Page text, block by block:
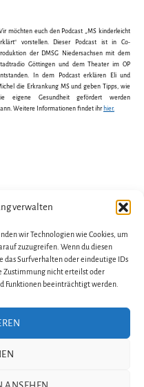
verwalten
wir Technologien wie Cookies, um
zuzugreifen. Wenn du diesen
das Surfverhalten oder eindeutige IDs
Zustimmung nicht erteilst oder
Funktionen beeinträchtigt werden.
ANSEHEN
möchten euch den Podcast „MS kinderleicht
vorstellen. Dieser Podcast ist in Co-
der DMSG Niedersachsen mit dem
Göttingen und dem Theater im OP
In dem Podcast erklären Eli und
die Erkrankung MS und geben Tipps, wie
eigene Gesundheit gefördert werden
Weitere Informationen findet ihr hier.